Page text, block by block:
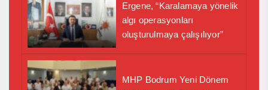
Ergene, “Karalamaya yönelik
algı operasyonları
oluşturulmaya çalışılıyor”
MHP Bodrum Yeni Dönem